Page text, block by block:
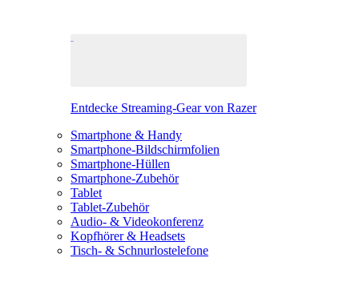
Entdecke Streaming-Gear von Razer
Smartphone & Handy
Smartphone-Bildschirmfolien
Smartphone-Hüllen
Smartphone-Zubehör
Tablet
Tablet-Zubehör
Audio- & Videokonferenz
Kopfhörer & Headsets
Tisch- & Schnurlostelefone